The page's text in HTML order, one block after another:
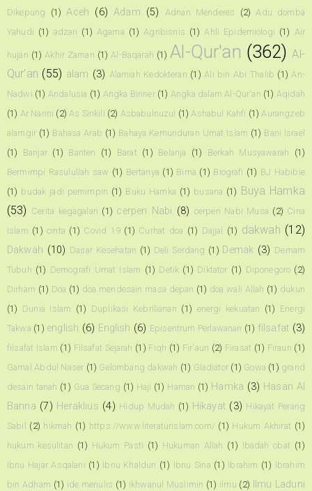
Dikepung (1) Aceh (6) Adam (5) Adnan Menderes (2) Adu domba
Yahudi (1) adzan (1) Agama (1) Agribisnis (1) Ahli Epidemiologi (1) Air
hujan (1) Akhir Zaman (1) Al-Baqarah (1) Al-Qur'an (362) Al-
Qur’an (55) alam (3) Alamiah Kedokteran (1) Ali bin Abi Thalib (1) An-
Nadwi (1) Andalusia (1) Angka Binner (1) Angka dalam Al-Qur'an (1) Aqidah
(1) Ar Narini (2) As Sinkili (2) Asbabulnuzul (1) Ashabul Kahfi (1) Aurangzeb
alamgir (1) Bahasa Arab (1) Bahaya Kemunduran Umat Islam (1) Bani Israel
(1)
Banjar (1) Banten (1) Barat (1) Belanja (1) Berkah Musyawarah
(1)
Bermimpi Rasulullah saw (1) Bertanya (1) Bima (1) Biografi (1) BJ Habibie
(1) budak jadi pemimpin (1) Buku Hamka (1) busana (1) Buya Hamka
(53) Cerita kegagalan (1) cerpen Nabi (8) cerpen Nabi Musa (2) Cina
Islam (1) cinta (1) Covid 19 (1) Curhat doa (1) Dajjal (1) dakwah (12)
Dakwah (10) Dasar Kesehatan (1) Deli Serdang (1) Demak (3) Demam
Tubuh (1) Demografi Umat Islam (1) Detik (1) Diktator (1) Diponegoro (2)
Dirham (1) Doa (1) doa mendesain masa depan (1) doa wali Allah (1) dukun
(1) Dunia Islam (1) Duplikasi Kebrilianan (1) energi kekuatan (1) Energi
Takwa (1) english (6) English (6) Episentrum Perlawanan (1) filsafat (3)
filsafat Islam (1) Filsafat Sejarah (1) Fiqh (1) Fir'aun (2) Firasat (1) Firaun (1)
Gamal Abdul Naser (1) Gelombang dakwah (1) Gladiator (1) Gowa (1) grand
desain tanah (1) Gua Secang (1) Haji (1) Haman (1) Hamka (3) Hasan Al
Banna (7) Heraklius (4) Hidup Mudah (1) Hikayat (3) Hikayat Perang
Sabil
(2) hikmah (1) https://www.literaturislam.com/ (1) Hukum Akhirat (1)
hukum kesulitan (1) Hukum Pasti (1) Hukuman Allah (1) Ibadah obat (1)
Ibnu Hajar Asqalani (1) Ibnu Khaldun (1) Ibnu Sina (1) Ibrahim (1) Ibrahim
bin Adham (1) ide menulis (1) Ikhwanul Muslimin (1) ilmu (2)
Ilmu Laduni